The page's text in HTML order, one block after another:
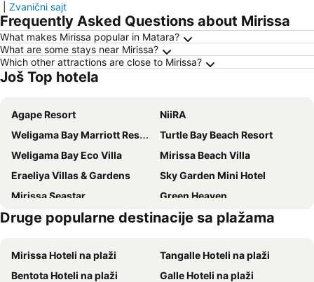
Zvanični sajt
Frequently Asked Questions about Mirissa
What makes Mirissa popular in Matara?
What are some stays near Mirissa?
Which other attractions are close to Mirissa?
Još Top hotela
Agape Resort
NiiRA
Weligama Bay Marriott Resort & Spa
Turtle Bay Beach Resort
Weligama Bay Eco Villa
Mirissa Beach Villa
Eraeliya Villas & Gardens
Sky Garden Mini Hotel
Mirissa Seastar
Green Heaven
Druge popularne destinacije sa plažama
Mirissa Hoteli na plaži
Tangalle Hoteli na plaži
Bentota Hoteli na plaži
Galle Hoteli na plaži